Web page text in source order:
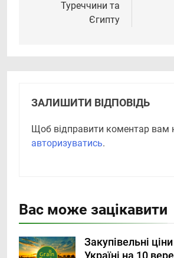
Туреччини та
Єгипту
ЗАЛИШИТИ ВІДПОВІДЬ
Щоб відправити коментар вам
авторизуватись.
Вас може зацікавити
Закупівельні
Україні на 10